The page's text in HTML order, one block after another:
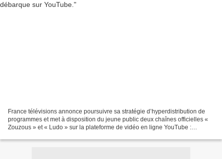
France télévisions annonce poursuivre sa stratégie d’hyperdistribution de
programmes et met à disposition du jeune public deux chaînes officielles «
Zouzous » et « Ludo » sur la plateforme de vidéo en ligne YouTube :